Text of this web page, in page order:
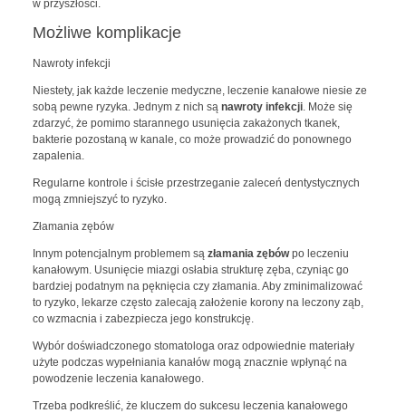
w przyszłości.
Możliwe komplikacje
Nawroty infekcji
Niestety, jak każde leczenie medyczne, leczenie kanałowe niesie ze
sobą pewne ryzyka. Jednym z nich są nawroty infekcji. Może się
zdarzyć, że pomimo starannego usunięcia zakażonych tkanek,
bakterie pozostaną w kanale, co może prowadzić do ponownego
zapalenia.
Regularne kontrole i ścisłe przestrzeganie zaleceń dentystycznych
mogą zmniejszyć to ryzyko.
Złamania zębów
Innym potencjalnym problemem są złamania zębówpo leczeniu
kanałowym. Usunięcie miazgi osłabia strukturę zęba, czyniąc go
bardziej podatnym na pęknięcia czy złamania. Aby zminimalizować
to ryzyko, lekarze często zalecają założenie korony na leczony ząb,
co wzmacnia i zabezpiecza jego konstrukcję.
Wybór doświadczonego stomatologa oraz odpowiednie materiały
użyte podczas wypełniania kanałów mogą znacznie wpłynąć na
powodzenie leczenia kanałowego.
Trzeba podkreślić, że kluczem do sukcesu leczenia kanałowego